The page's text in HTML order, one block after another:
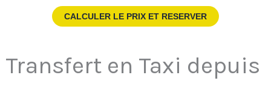
CALCULER LE PRIX ET RESERVER
Transfert en Taxi depuis